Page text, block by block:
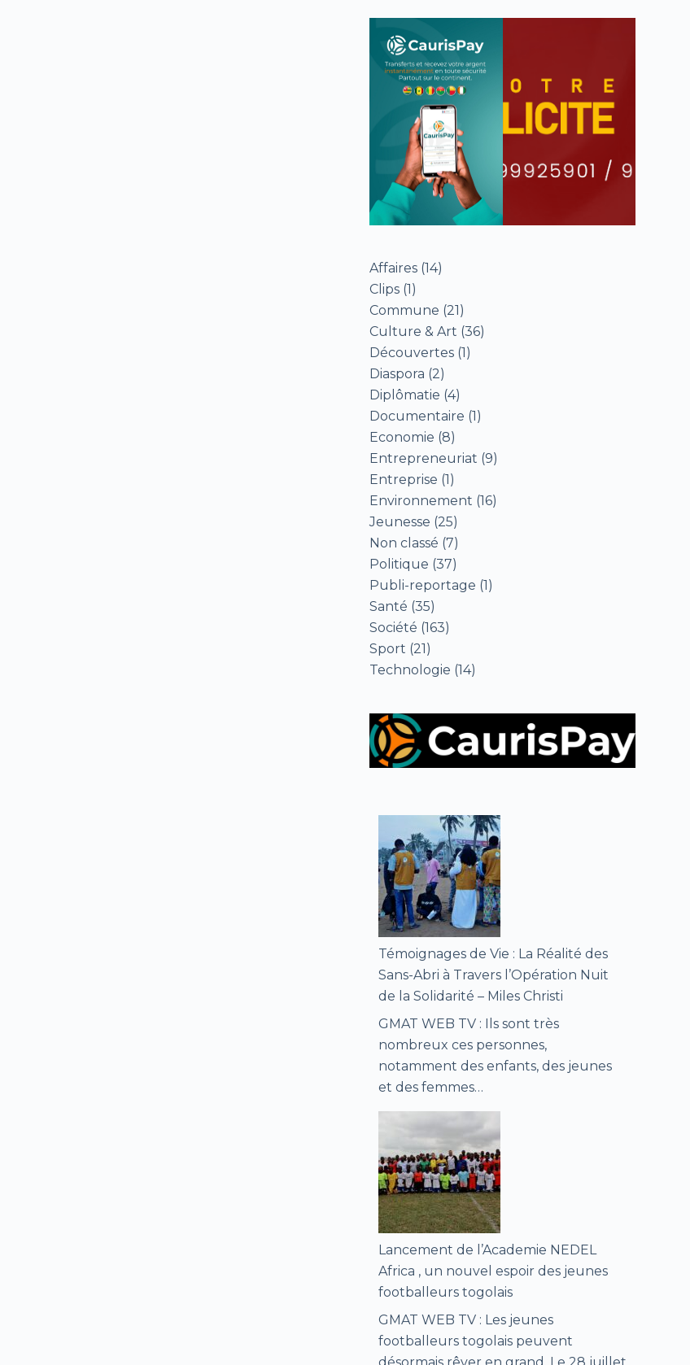
Affaires (14)
Clips (1)
Commune (21)
Culture & Art (36)
Découvertes (1)
Diaspora (2)
Diplômatie (4)
Documentaire (1)
Economie (8)
Entrepreneuriat (9)
Entreprise (1)
Environnement (16)
Jeunesse (25)
Non classé (7)
Politique (37)
Publi-reportage (1)
Santé (35)
Société (163)
Sport (21)
Technologie (14)
Témoignages de Vie : La Réalité des
Sans-Abri à Travers l’Opération Nuit
de la Solidarité – Miles Christi
GMAT WEB TV : Ils sont très
nombreux ces personnes,
notamment des enfants, des jeunes
et des femmes…
Lancement de l’Academie NEDEL
Africa , un nouvel espoir des jeunes
footballeurs togolais
GMAT WEB TV : Les jeunes
footballeurs togolais peuvent